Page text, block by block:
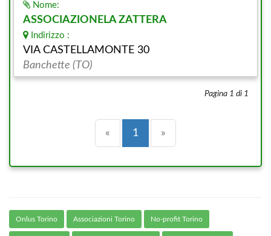
Nome:
ASSOCIAZIONELA ZATTERA
Indirizzo :
VIA CASTELLAMONTE 30
Banchette (TO)
Pagina 1 di 1
« Precedente
1 (current)
»
Onlus Torino Associazioni Torino No-profit Torino